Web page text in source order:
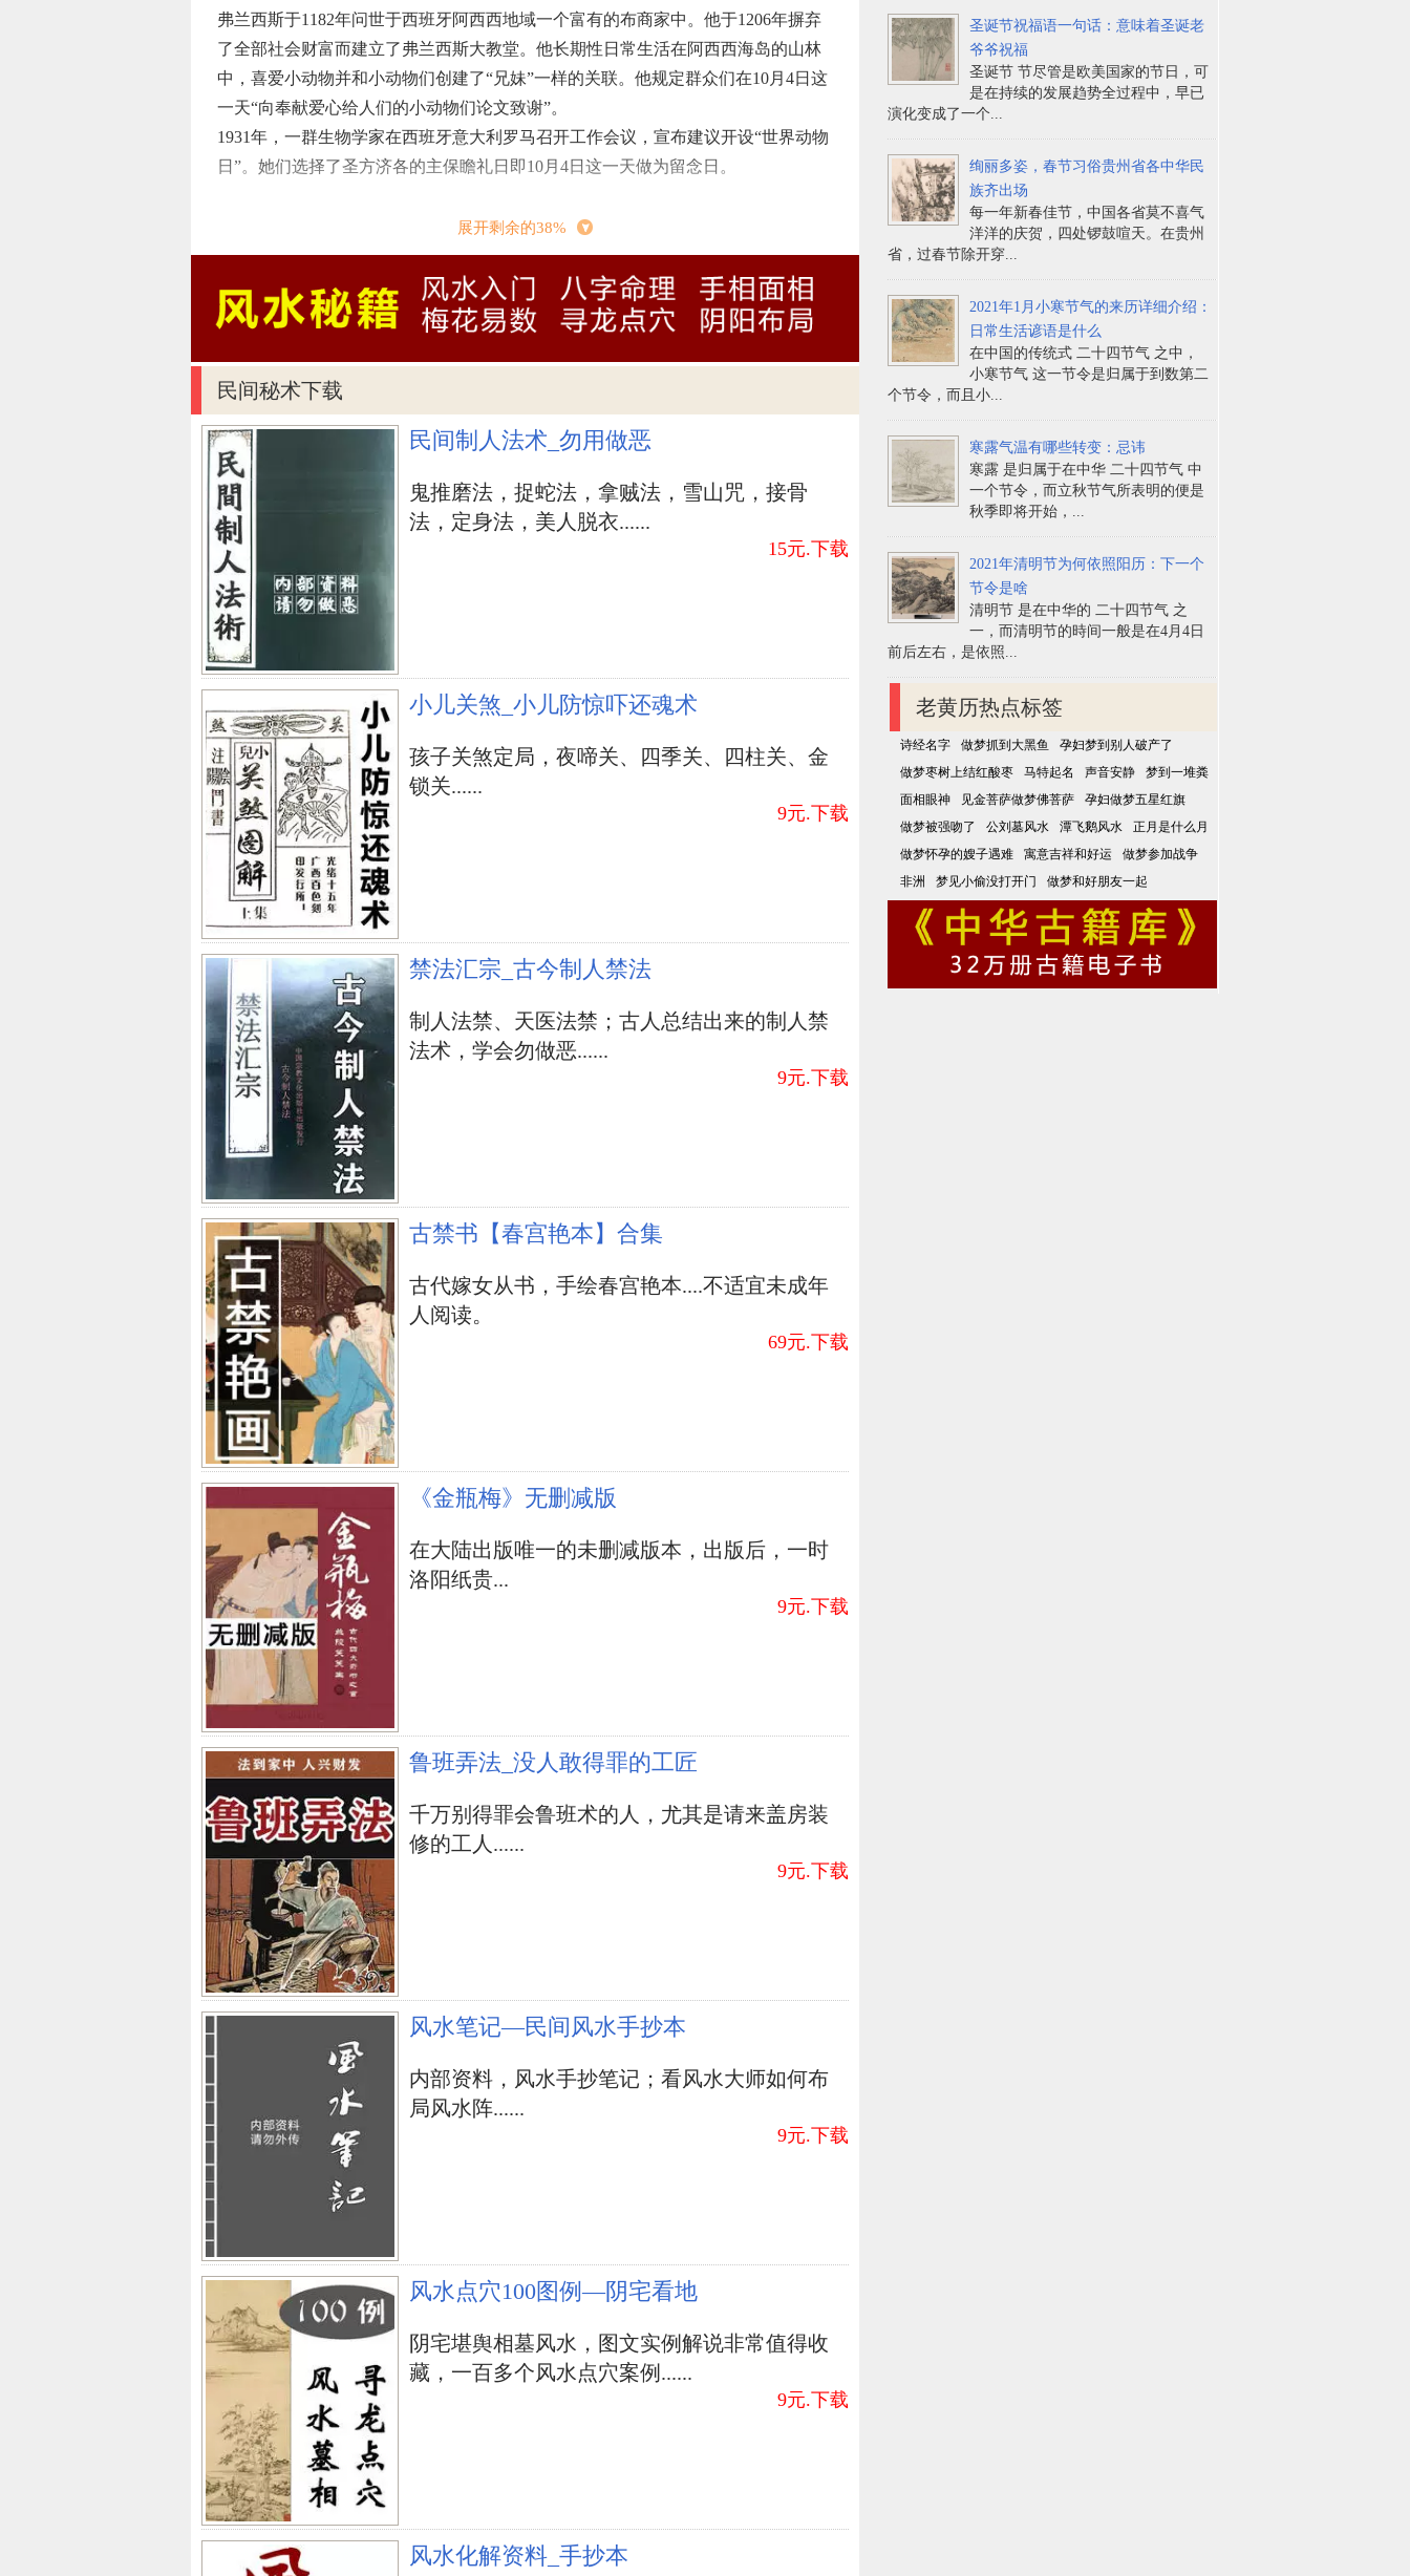
弗兰西斯于1182年问世于西班牙阿西西地域一个富有的布商家中。他于1206年摒弃
了全部社会财富而建立了弗兰西斯大教堂。他长期性日常生活在阿西西海岛的山林
中，喜爱小动物并和小动物们创建了“兄妹”一样的关联。他规定群众们在10月4日这
一天“向奉献爱心给人们的小动物们论文致谢”。
1931年，一群生物学家在西班牙意大利罗马召开工作会议，宣布建议开设“世界动物
日”。她们选择了圣方济各的主保瞻礼日即10月4日这一天做为留念日。
展趋势为关爱所有动物。“世界动物日”的目标是人类，尤其是关注小动物人员，由
于圣方济各曾和鸟儿创建和睦、和睦的关联。
庆贺“世界动物日”的服务宗旨取决于宣传策划喂养伴侣动物所产生的快乐，让群众
意识到小动物对人类社会所做的奉献，另外促进每个动物保护协会机构齐心合力，
促进大家以承担责任的心态喂养伴侣动物。
您很有可能也喜爱：
圣诞的来历及风俗习惯
二十四节气之冬至季节的来历及风俗习惯
中秋佳节的来历，2014年中秋佳节是几月份几日？
老师节的来历，2014年老师节是几月份几日？
动物日的由来及意义
上一篇：
展开剩余的38%
民间秘术下载
民间制人法术_勿用做恶
鬼推磨法，捉蛇法，拿贼法，雪山咒，接骨
法，定身法，美人脱衣......
15元.下载
小儿关煞_小儿防惊吓还魂术
孩子关煞定局，夜啼关、四季关、四柱关、金
锁关......
9元.下载
禁法汇宗_古今制人禁法
制人法禁、天医法禁；古人总结出来的制人禁
法术，学会勿做恶......
9元.下载
古禁书【春宫艳本】合集
古代嫁女从书，手绘春宫艳本....不适宜未成年
人阅读。
69元.下载
《金瓶梅》无删减版
在大陆出版唯一的未删减版本，出版后，一时
洛阳纸贵...
9元.下载
鲁班弄法_没人敢得罪的工匠
千万别得罪会鲁班术的人，尤其是请来盖房装
修的工人......
9元.下载
风水笔记—民间风水手抄本
内部资料，风水手抄笔记；看风水大师如何布
局风水阵......
9元.下载
风水点穴100图例—阴宅看地
阴宅堪舆相墓风水，图文实例解说非常值得收
藏，一百多个风水点穴案例......
9元.下载
风水化解资料_手抄本
圣诞节祝福语一句话：意味着圣诞老
爷爷祝福
圣诞节 节尽管是欧美国家的节日，可
是在持续的发展趋势全过程中，早已
演化变成了一个...
绚丽多姿，春节习俗贵州省各中华民
族齐出场
每一年新春佳节，中国各省莫不喜气
洋洋的庆贺，四处锣鼓喧天。在贵州
省，过春节除开穿...
2021年1月小寒节气的来历详细介绍：
日常生活谚语是什么
在中国的传统式 二十四节气 之中，
小寒节气 这一节令是归属于到数第二
个节令，而且小...
寒露气温有哪些转变：忌讳
寒露 是归属于在中华 二十四节气 中
一个节令，而立秋节气所表明的便是
秋季即将开始，...
2021年清明节为何依照阳历：下一个
节令是啥
清明节 是在中华的 二十四节气 之
一，而清明节的時间一般是在4月4日
前后左右，是依照...
老黄历热点标签
诗经名字 做梦抓到大黑鱼
孕妇梦到别人破产了
做梦枣树上结红酸枣
马特起名 声音安静
梦到一堆粪
面相眼神
见金菩萨做梦佛菩萨
孕妇做梦五星红旗
做梦被强吻了
公刘墓风水 潭飞鹅风水
正月是什么月
做梦怀孕的嫂子遇难
寓意吉祥和好运
做梦参加战争
非洲
梦见小偷没打开门 做梦和好朋友一起